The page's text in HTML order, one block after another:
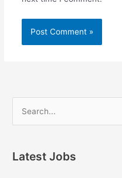
rLatest Jobs